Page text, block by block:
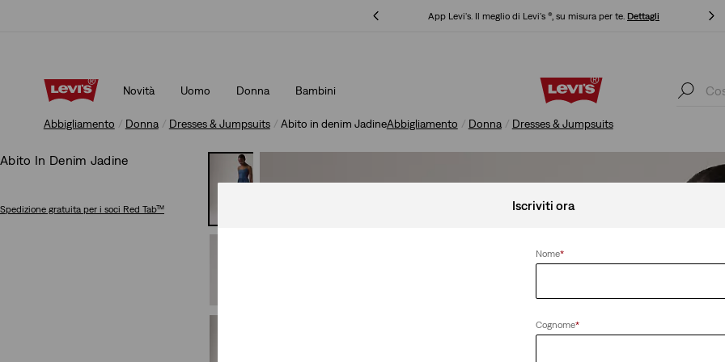
App Levi's. Il meglio di Levi's ®, su misura per te. Dettagli
Novità Uomo Donna Bambini
App Levi's. Il meglio di Levi's ®, su misura per te.
Abbigliamento Donna Dresses & Jumpsuits Abito in denim JadineAbbigliamento Donna Dresses & Jumpsuits
Abito In Denim Jadine
Spedizione gratuita per i soci Red Tab™ Iscriviti ora
Nome*
Cognome*